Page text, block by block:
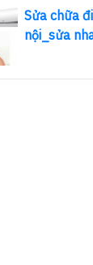
Sửa chữa
nội_sửa